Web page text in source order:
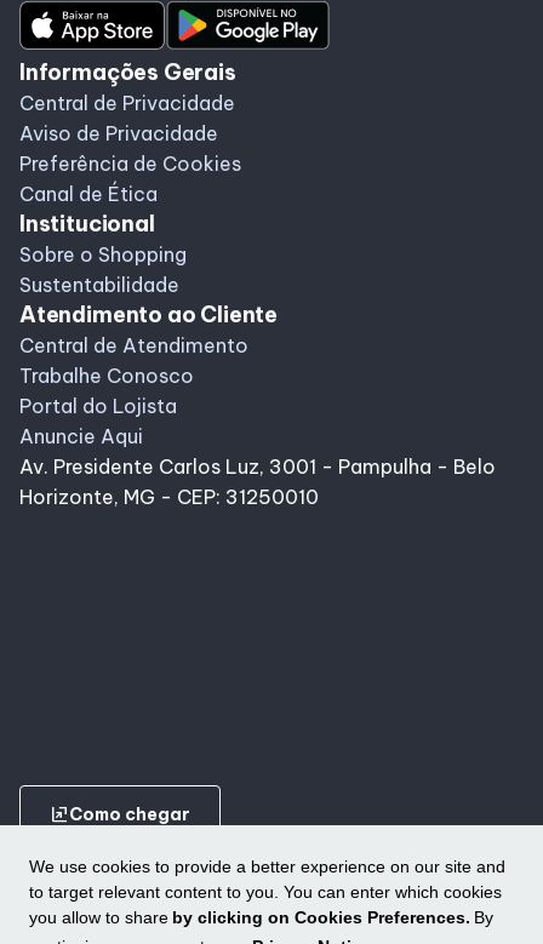
We use cookies to provide a better experience on our site and
to target relevant content to you. You can enter which cookies
you allow to share by clicking on Cookies Preferences. By
Informações Gerais
Central de Privacidade
Aviso de Privacidade
Preferência de Cookies
Canal de Ética
Institucional
Sobre o Shopping
Sustentabilidade
Atendimento ao Cliente
Central de Atendimento
Trabalhe Conosco
Portal do Lojista
Anuncie Aqui
Av. Presidente Carlos Luz, 3001 - Pampulha - Belo
Horizonte, MG - CEP: 31250010
ungroupComo chegar